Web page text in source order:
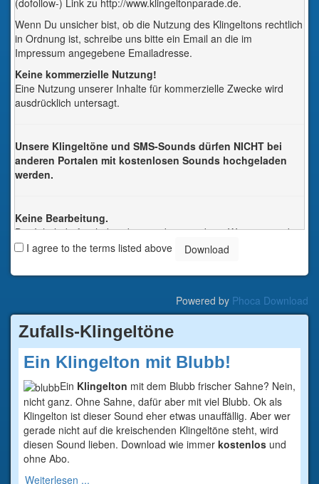
(dofollow-) Link zu http://www.klingeltonparade.de.
Wenn Du unsicher bist, ob die Nutzung des Klingeltons rechtlich
in Ordnung ist, schreibe uns bitte ein Email an die im
Impressum angegebene Emailadresse.
Keine kommerzielle Nutzung!
Eine Nutzung unserer Inhalte für kommerzielle Zwecke wird
ausdrücklich untersagt.
Unsere Klingeltöne und SMS-Sounds dürfen NICHT bei
anderen Portalen mit kostenlosen Sounds hochgeladen
werden.
Keine Bearbeitung.
Der Inhalt darf nicht bearbeitet oder in anderer Weise verändert
werden. Jede Änderung verstösst gegen das Urheberrecht und
des Rechtsinhabers aufgehoben werden.
I agree to the terms listed above
Powered by Phoca Download
Zufalls-Klingeltöne
Ein Klingelton mit Blubb!
Ein Klingelton mit dem Blubb frischer Sahne? Nein,
nicht ganz. Ohne Sahne, dafür aber mit viel Blubb. Ok als
Klingelton ist dieser Sound eher etwas unauffällig. Aber wer
gerade nicht auf die kreischenden Klingeltöne steht, wird
diesen Sound lieben. Download wie immer kostenlos und
ohne Abo.
Weiterlesen ...